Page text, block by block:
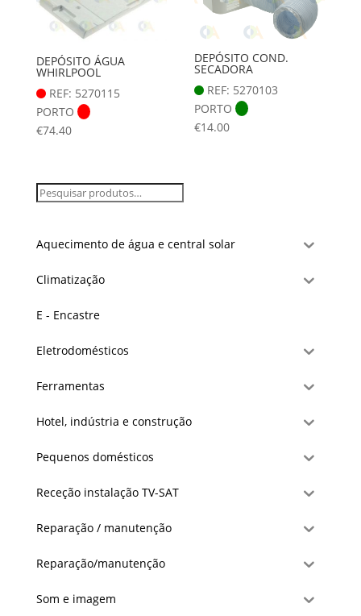
DEPÓSITO ÁGUA
WHIRLPOOL
REF: 5270115
PORTO
€74.40
DEPÓSITO COND.
SECADORA
REF: 5270103
PORTO
€14.00
Aquecimento de água e central solar
Climatização
E - Encastre
Eletrodomésticos
Ferramentas
Hotel, indústria e construção
Pequenos domésticos
Receção instalação TV-SAT
Reparação / manutenção
Reparação/manutenção
Som e imagem